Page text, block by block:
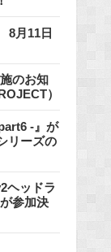
月11日
のお知
）
-』が
リーズの
ヘッドラ
参加決